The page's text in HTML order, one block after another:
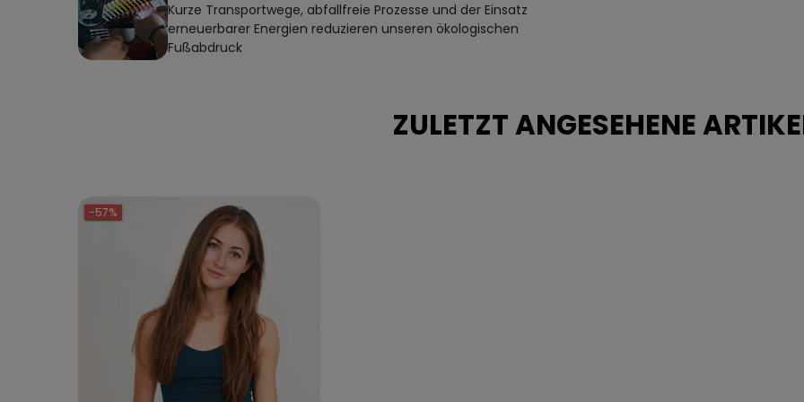
Kurze Transportwege, abfallfreie Prozesse und der Einsatz
erneuerbarer Energien reduzieren unseren ökologischen
Fußabdruck
ZULETZT ANGESEHENE
-57%